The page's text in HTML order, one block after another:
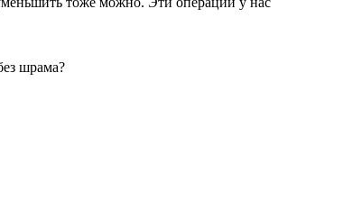
шрама?